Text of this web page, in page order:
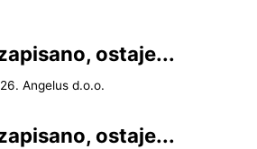
ostaje...
Angelus d.o.o.
ostaje...